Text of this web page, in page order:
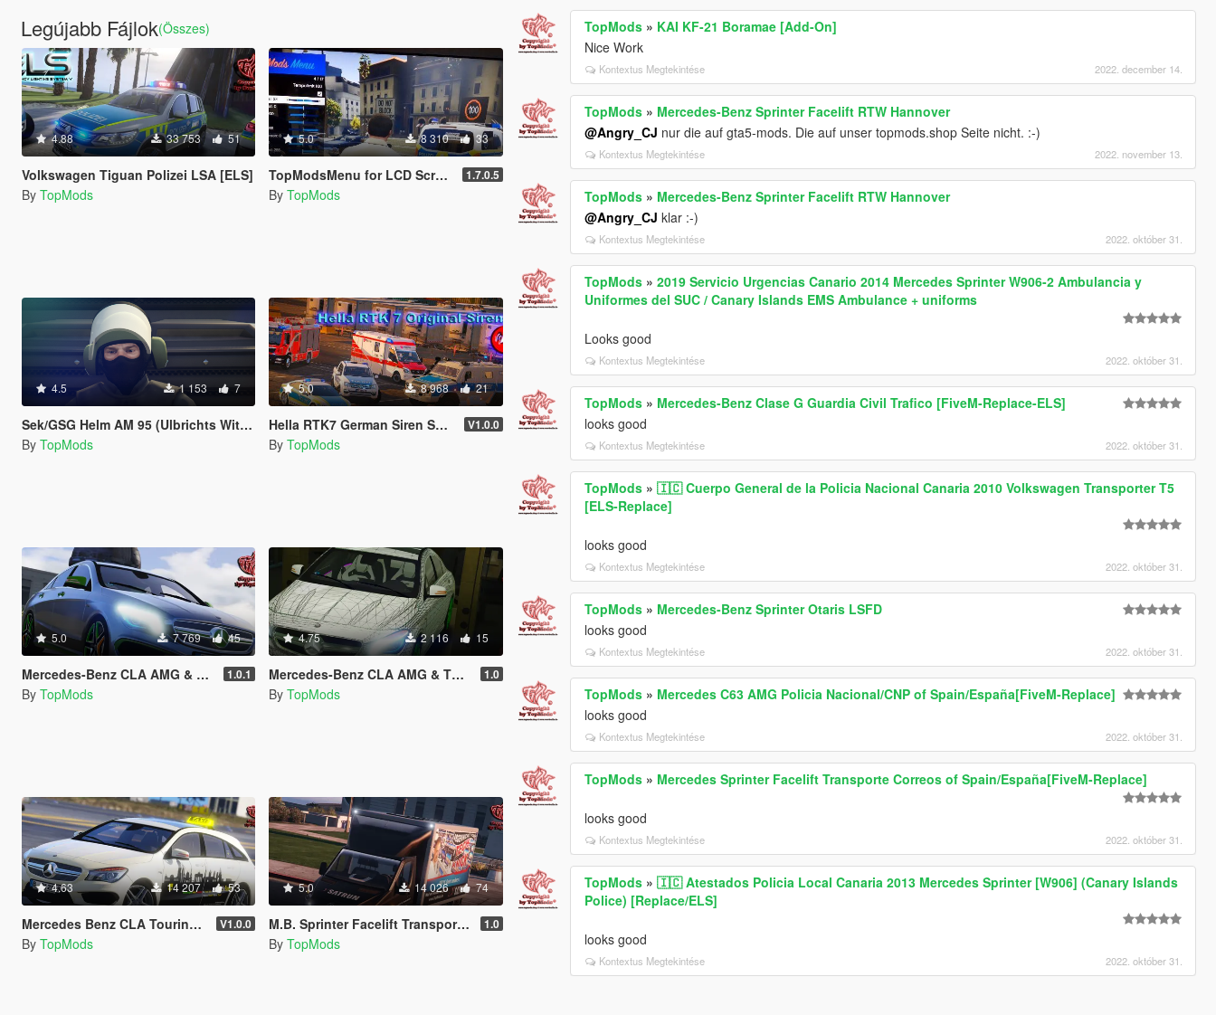
Legújabb Fájlok(Összes)
4.88 33 753 51
Volkswagen Tiguan Polizei LSA [ELS]
By TopMods
5.0 8 310 33
TopModsMenu for LCD Screen & Mobile Traffic (Mobile Message Board) 1.7.0.5
By TopMods
4.5 1 153 7
Sek/GSG Helm AM 95 (Ulbrichts Witwe)
By TopMods
5.0 8 968 21
Hella RTK7 German Siren Sounds V1.0.0
By TopMods
5.0 7 769 45
Mercedes-Benz CLA AMG & TM Edition 1.0.1
By TopMods
4.75 2 116 15
Mercedes-Benz CLA AMG & TM Template Edition 1.0
By TopMods
4.63 14 207 53
Mercedes Benz CLA Touring Germany Taxi + Taxilight Script V1.0.0
By TopMods
5.0 14 026 74
M.B. Sprinter Facelift Transporter [Replace Template] 1.0
By TopMods
TopMods » KAI KF-21 Boramae [Add-On]
Nice Work
Kontextus Megtekintése 2022. december 14.
TopMods » Mercedes-Benz Sprinter Facelift RTW Hannover
@Angry_CJ nur die auf gta5-mods. Die auf unser topmods.shop Seite nicht. :-)
Kontextus Megtekintése 2022. november 13.
TopMods » Mercedes-Benz Sprinter Facelift RTW Hannover
@Angry_CJ klar :-)
Kontextus Megtekintése 2022. október 31.
TopMods »2019 Servicio Urgencias Canario 2014 Mercedes Sprinter W906-2 Ambulancia y
Uniformes del SUC / Canary Islands EMS Ambulance + uniforms
Looks good
Kontextus Megtekintése 2022. október 31.
TopMods » Mercedes-Benz Clase G Guardia Civil Trafico [FiveM-Replace-ELS]
looks good
Kontextus Megtekintése 2022. október 31.
TopMods »🇮🇨 Cuerpo General de la Policia Nacional Canaria 2010 Volkswagen Transporter T5
[ELS-Replace]
looks good
Kontextus Megtekintése 2022. október 31.
TopMods » Mercedes-Benz Sprinter Otaris LSFD
looks good
Kontextus Megtekintése 2022. október 31.
TopMods » Mercedes C63 AMG Policia Nacional/CNP of Spain/España[FiveM-Replace]
looks good
Kontextus Megtekintése 2022. október 31.
TopMods » Mercedes Sprinter Facelift Transporte Correos of Spain/España[FiveM-Replace]
looks good
Kontextus Megtekintése 2022. október 31.
TopMods »🇮🇨 Atestados Policia Local Canaria 2013 Mercedes Sprinter [W906] (Canary Islands
Police) [Replace/ELS]
looks good
Kontextus Megtekintése 2022. október 31.